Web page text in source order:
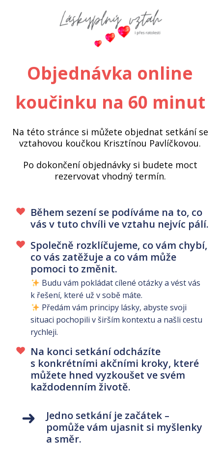
Objednávka online
koučinku na 60 minut
Na této stránce si můžete objednat setkání se
vztahovou koučkou Krisztínou Pavlíčkovou.
Po dokončení objednávky si budete moct
rezervovat vhodný termín.
Během sezení se podíváme na to, co
vás v tuto chvíli ve vztahu nejvíc pálí.
Společně rozklíčujeme, co vám chybí,
co vás zatěžuje a co vám může
pomoci to změnit.
Budu vám pokládat cílené otázky a vést vás
k řešení, které už v sobě máte.
Předám vám principy lásky, abyste svoji
situaci pochopili v širším kontextu a našli cestu
rychleji.
Na konci setkání odcházíte
s konkrétními akčními kroky, které
můžete hned vyzkoušet ve svém
každodenním životě.
Jedno setkání je začátek –
pomůže vám ujasnit si myšlenky
a směr.